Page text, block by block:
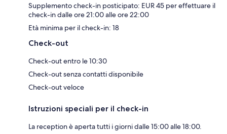
Supplemento check-in posticipato: EUR 45 per effettuare il
check-in dalle ore 21:00 alle ore 22:00
Età minima per il check-in: 18
Check-out
Check-out entro le 10:30
Check-out senza contatti disponibile
Check-out veloce
Istruzioni speciali per il check-in
La reception è aperta tutti i giorni dalle 15:00 alle 18:00.